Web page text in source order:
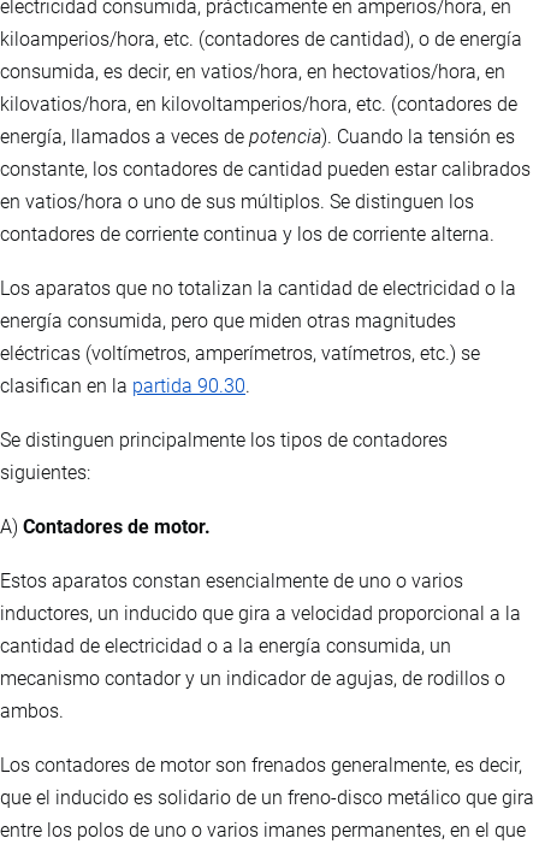
electricidad consumida, prácticamente en amperios/hora, en
kiloamperios/hora, etc. (contadores de cantidad), o de energía
consumida, es decir, en vatios/hora, en hectovatios/hora, en
kilovatios/hora, en kilovoltamperios/hora, etc. (contadores de
energía, llamados a veces de potencia). Cuando la tensión es
constante, los contadores de cantidad pueden estar calibrados
en vatios/hora o uno de sus múltiplos. Se distinguen los
contadores de corriente continua y los de corriente alterna.
Los aparatos que no totalizan la cantidad de electricidad o la
energía consumida, pero que miden otras magnitudes
eléctricas (voltímetros, amperímetros, vatímetros, etc.) se
clasifican en la partida 90.30.
Se distinguen principalmente los tipos de contadores
siguientes:
A) Contadores de motor.
Estos aparatos constan esencialmente de uno o varios
inductores, un inducido que gira a velocidad proporcional a la
cantidad de electricidad o a la energía consumida, un
mecanismo contador y un indicador de agujas, de rodillos o
ambos.
Los contadores de motor son frenados generalmente, es decir,
que el inducido es solidario de un freno-disco metálico que gira
entre los polos de uno o varios imanes permanentes, en el que